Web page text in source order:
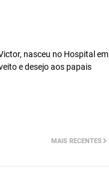
nasceu no Hospital em
e desejo aos papais
MAIS RECENTES